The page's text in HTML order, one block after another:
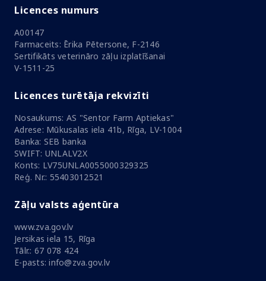
Licences numurs
A00147
Farmaceits: Ērika Pētersone, F-2146
Sertifikāts veterināro zāļu izplatīšanai
V-1511-25
Licences turētāja rekvizīti
Nosaukums: AS "Sentor Farm Aptiekas"
Adrese: Mūkusalas iela 41b, Rīga, LV-1004
Banka: SEB banka
SWIFT: UNLALV2X
Konts: LV75UNLA0055000329325
Reģ. Nr.: 55403012521
Zāļu valsts aģentūra
www.zva.gov.lv
Jersikas iela 15, Rīga
Tālr.: 67 078 424
E-pasts: info@zva.gov.lv